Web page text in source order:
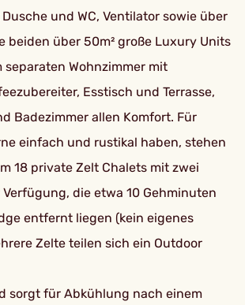
und WC, Ventilator sowie über
beiden über 50m² große Luxury Units
separaten Wohnzimmer mit
Esstisch und Terrasse,
Badezimmer allen Komfort. Für
einfach und rustikal haben, stehen
18 private Zelt Chalets mit zwei
die etwa 10 Gehminuten
entfernt liegen (kein eigenes
Zelte teilen sich ein Outdoor
sorgt für Abkühlung nach einem